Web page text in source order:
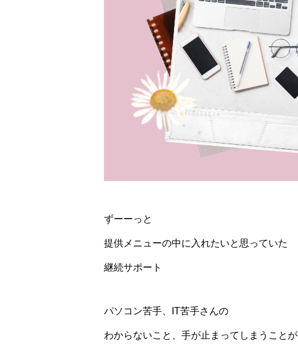
ずーーっと
提供メニューの中に入れたいと思っていた
継続サポート
パソコン苦手、IT苦手さんの
わからないこと、手が止まってしまうことが